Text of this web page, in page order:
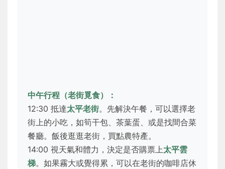
中午行程（老街覓食）：
12:30 抵達太平老街。先解決午餐，可以選擇老
街上的小吃，如筍干包、茶葉蛋、或是找間合菜
餐廳。飯後逛逛老街，買點農特產。
14:00 視天氣和體力，決定是否購票上太平雲
梯。如果霧大或覺得累，可以在老街的咖啡店休